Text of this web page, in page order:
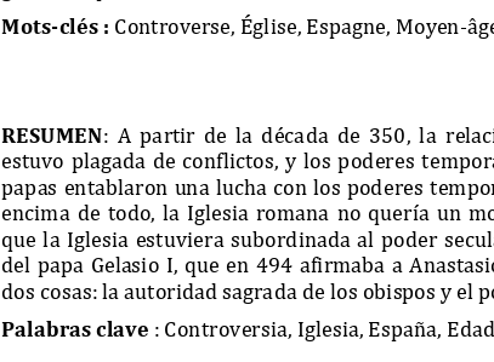
Mots-clés : Controverse, Église, Espagne, Moyen-
RESUMEN:  A  partir  de  la  década  de  350,  la
estuvo  plagada  de  conflictos,  y  los  poderes
papas entablaron una lucha con los poderes
encima  de  todo,  la  Iglesia  romana  no  quería  un
que  la  Iglesia  estuviera subordinada al poder
del papa  Gelasio  I,  que  en 494 afirmaba a An
dos cosas: la autoridad sagrada de los obispos y el
Palabras clave : Controversia, Iglesia, España,